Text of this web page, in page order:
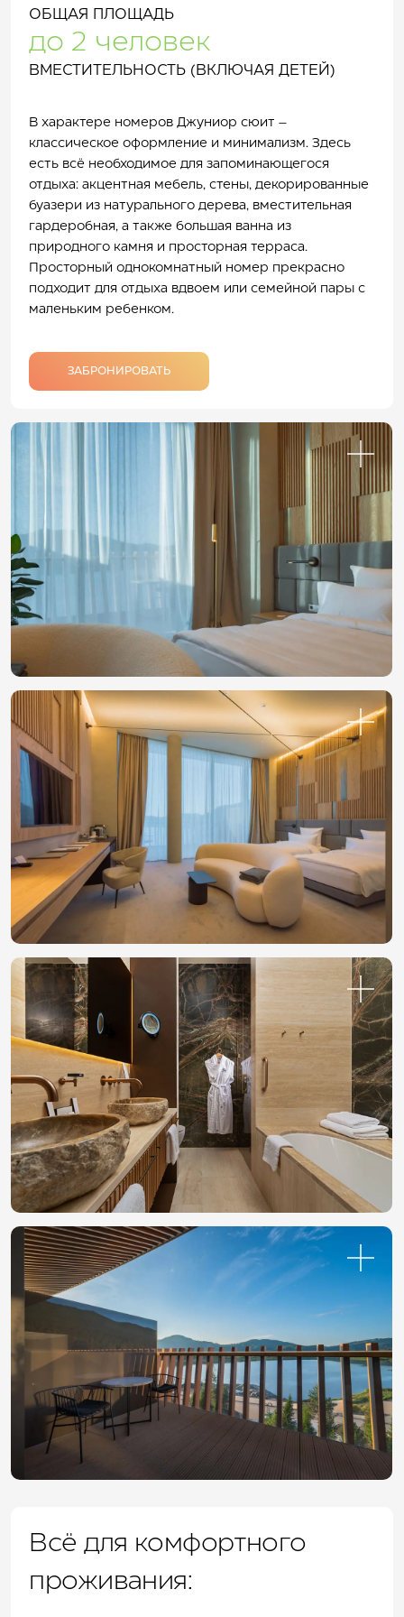
ОБЩАЯ ПЛОЩАДЬ
до 2 человек
ВМЕСТИТЕЛЬНОСТЬ (ВКЛЮЧАЯ ДЕТЕЙ)
В характере номеров Джуниор сюит –
классическое оформление и минимализм. Здесь
есть всё необходимое для запоминающегося
отдыха: акцентная мебель, стены, декорированные
буазери из натурального дерева, вместительная
гардеробная, а также большая ванна из
природного камня и просторная терраса.
Просторный однокомнатный номер прекрасно
подходит для отдыха вдвоем или семейной пары с
маленьким ребенком.
ЗАБРОНИРОВАТЬ
Всё для комфортного
проживания: